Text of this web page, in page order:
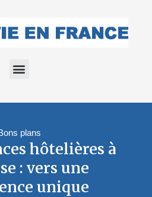
plans
hôtelières à
: vers une
unique